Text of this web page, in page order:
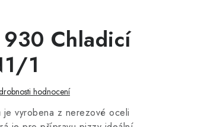
930 Chladicí
1
hodnocení
vyrobena z nerezové oceli